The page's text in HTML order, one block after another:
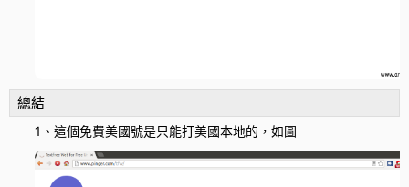
總結
1、這個免費美國號是只能打美國本地的，如圖